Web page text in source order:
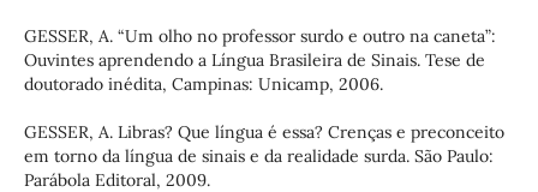
GESSER, A. “Um olho no professor surdo e outro na caneta”:
Ouvintes aprendendo a Língua Brasileira de Sinais. Tese de
doutorado inédita, Campinas: Unicamp, 2006.
GESSER, A. Libras? Que língua é essa? Crenças e preconceito
em torno da língua de sinais e da realidade surda. São Paulo:
Parábola Editoral, 2009.